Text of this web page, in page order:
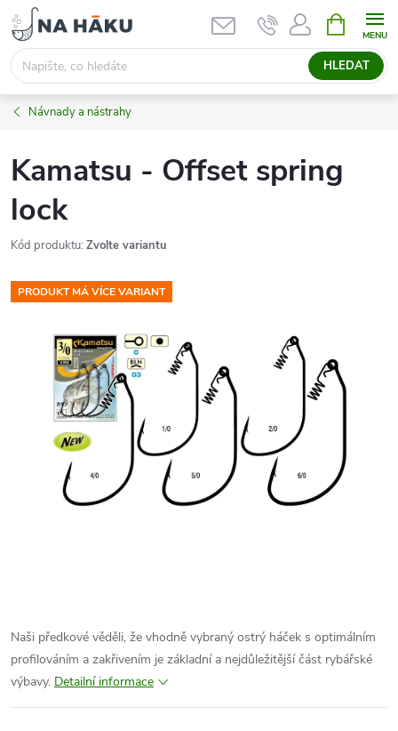
Přejít
na
obsah
HLEDAT
NÁKUPNÍ
KOŠÍK
Návnady a nástrahy
Kamatsu - Offset spring
lock
Kód produktu: Zvolte variantu
PRODUKT MÁ VÍCE VARIANT
Naši předkové věděli, že vhodně vybraný ostrý háček s optimálním
profilováním a zakřivením je základní a nejdůležitější část rybářské
výbavy. Detailní informace